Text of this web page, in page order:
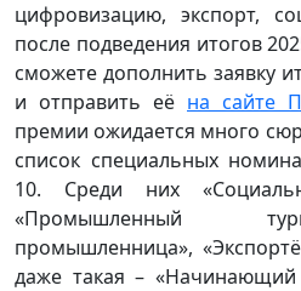
цифровизацию, экспорт,
после подведения итогов
сможете дополнить заявку
и отправить её на сайте
премии ожидается много
список специальных
10. Среди них
«Промышленный
промышленница»,
даже такая –